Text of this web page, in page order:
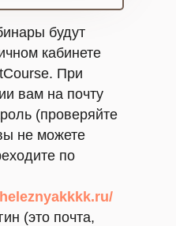
будут
кабинете
При
вам на почту
(проверяйте
не можете
по
(это почта,